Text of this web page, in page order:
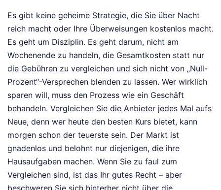
Es gibt keine geheime Strategie, die Sie über Nacht
reich macht oder Ihre Überweisungen kostenlos macht.
Es geht um Disziplin. Es geht darum, nicht am
Wochenende zu handeln, die Gesamtkosten statt nur
die Gebühren zu vergleichen und sich nicht von „Null-
Prozent“-Versprechen blenden zu lassen. Wer wirklich
sparen will, muss den Prozess wie ein Geschäft
behandeln. Vergleichen Sie die Anbieter jedes Mal aufs
Neue, denn wer heute den besten Kurs bietet, kann
morgen schon der teuerste sein. Der Markt ist
gnadenlos und belohnt nur diejenigen, die ihre
Hausaufgaben machen. Wenn Sie zu faul zum
Vergleichen sind, ist das Ihr gutes Recht – aber
beschweren Sie sich hinterher nicht über die